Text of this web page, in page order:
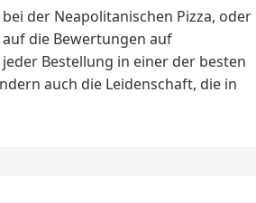
der Neapolitanischen Pizza, oder
auf die Bewertungen auf
Bestellung in einer der besten
auch die Leidenschaft, die in